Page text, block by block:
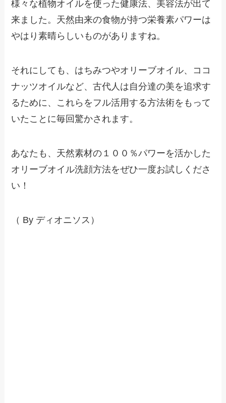
様々な植物オイルを使った健康法、美容法が出て
来ました。天然由来の食物が持つ栄養素パワーは
やはり素晴らしいものがありますね。
それにしても、はちみつやオリーブオイル、ココ
ナッツオイルなど、古代人は自分達の美を追求す
るために、これらをフル活用する方法術をもって
いたことに毎回驚かされます。
あなたも、天然素材の１００％パワーを活かした
オリーブオイル洗顔方法をぜひ一度お試しくださ
い！
（ By ディオニソス）